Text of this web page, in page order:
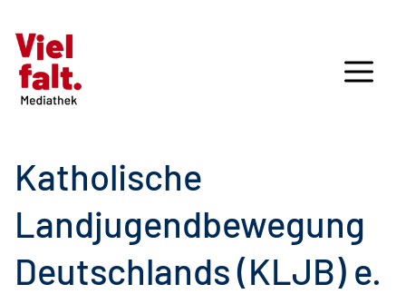
Katholische
Landjugendbewegung
Deutschlands (KLJB) e.